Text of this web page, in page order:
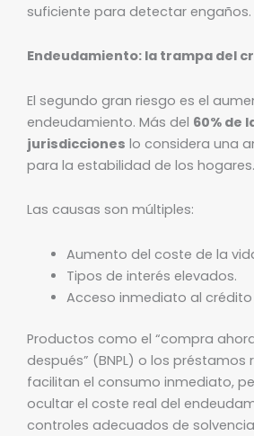
suficiente para detectar engaños.
Endeudamiento: la trampa del
El segundo gran riesgo es el
endeudamiento. Más del 60% de
jurisdicciones lo considera una
para la estabilidad de los hogares.
Las causas son múltiples:
Aumento del coste de la
Tipos de interés elevados.
Acceso inmediato al
Productos como el “compra
después” (BNPL) o los préstamos
facilitan el consumo inmediato,
ocultar el coste real del
controles adecuados de